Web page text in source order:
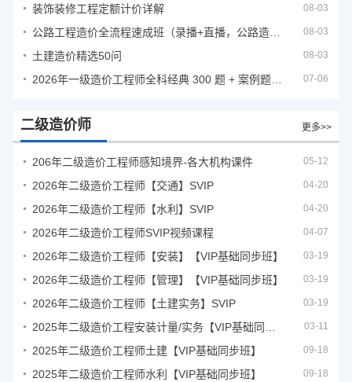
装饰装修工程定额计价详解 08-03
08-03
土建造价精选50问 08-03
07-06
二级造价师 更多>>
206年二级造价工程师感知境界-各大机构课件 05-12
2026年二级造价工程师【交通】SVIP 04-20
2026年二级造价工程师【水利】SVIP 04-20
2026年二级造价工程师SVIP视频课程 04-07
2026年二级造价工程师【安装】【VIP基础同步班】 03-19
2026年二级造价工程师【管理】【VIP基础同步班】 03-19
2026年二级造价工程师【土建实务】SVIP 03-19
03-11
2025年二级造价工程师土建【VIP基础同步班】 09-18
2025年二级造价工程师水利【VIP基础同步班】 09-18